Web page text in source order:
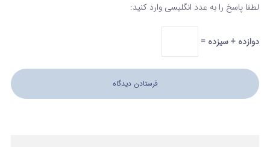
لطفا پاسخ را به عدد انگلیسی وارد کنید:
دوازده + سیزده =